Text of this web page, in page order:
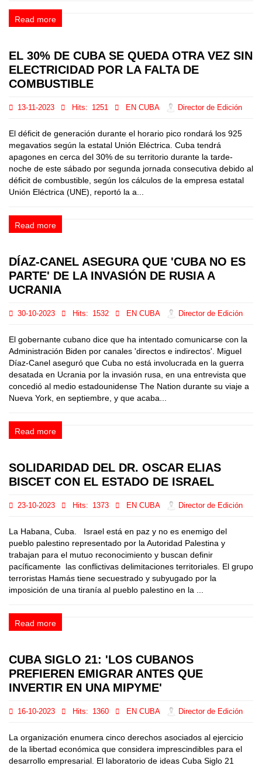
Read more
EL 30% DE CUBA SE QUEDA OTRA VEZ SIN
ELECTRICIDAD POR LA FALTA DE
COMBUSTIBLE
13-11-2023 Hits: 1251 EN CUBA Director de Edición
El déficit de generación durante el horario pico rondará los 925
megavatios según la estatal Unión Eléctrica. Cuba tendrá
apagones en cerca del 30% de su territorio durante la tarde-
noche de este sábado por segunda jornada consecutiva debido al
déficit de combustible, según los cálculos de la empresa estatal
Unión Eléctrica (UNE), reportó la a...
Read more
DÍAZ-CANEL ASEGURA QUE 'CUBA NO ES
PARTE' DE LA INVASIÓN DE RUSIA A
UCRANIA
30-10-2023 Hits: 1532 EN CUBA Director de Edición
El gobernante cubano dice que ha intentado comunicarse con la
Administración Biden por canales 'directos e indirectos'. Miguel
Díaz-Canel aseguró que Cuba no está involucrada en la guerra
desatada en Ucrania por la invasión rusa, en una entrevista que
concedió al medio estadounidense The Nation durante su viaje a
Nueva York, en septiembre, y que acaba...
Read more
SOLIDARIDAD DEL DR. OSCAR ELIAS
BISCET CON EL ESTADO DE ISRAEL
23-10-2023 Hits: 1373 EN CUBA Director de Edición
La Habana, Cuba. Israel está en paz y no es enemigo del
pueblo palestino representado por la Autoridad Palestina y
trabajan para el mutuo reconocimiento y buscan definir
pacíficamente las conflictivas delimitaciones territoriales. El grupo
terroristas Hamás tiene secuestrado y subyugado por la
imposición de una tiranía al pueblo palestino en la ...
Read more
CUBA SIGLO 21: 'LOS CUBANOS
PREFIEREN EMIGRAR ANTES QUE
INVERTIR EN UNA MIPYME'
16-10-2023 Hits: 1360 EN CUBA Director de Edición
La organización enumera cinco derechos asociados al ejercicio
de la libertad económica que considera imprescindibles para el
desarrollo empresarial. El laboratorio de ideas Cuba Siglo 21